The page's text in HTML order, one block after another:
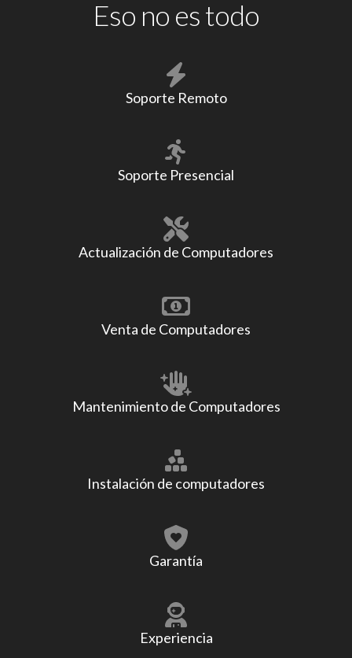
Eso no es todo
Soporte Remoto
Soporte Presencial
Actualización de Computadores
Venta de Computadores
Mantenimiento de Computadores
Instalación de computadores
Garantía
Experiencia